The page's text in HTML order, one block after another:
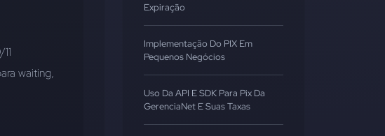
waiting,
Expiração
Implementação Do PIX Em
Pequenos Negócios
Uso Da API E SDK Para Pix Da
GerenciaNet E Suas Taxas